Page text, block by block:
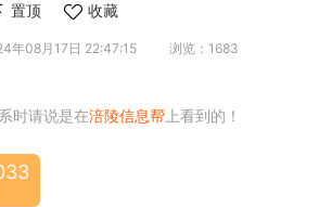
置顶 收藏
年08月17日 22:47:15 浏览：1683
时请说是在涪陵信息帮 上看到的！